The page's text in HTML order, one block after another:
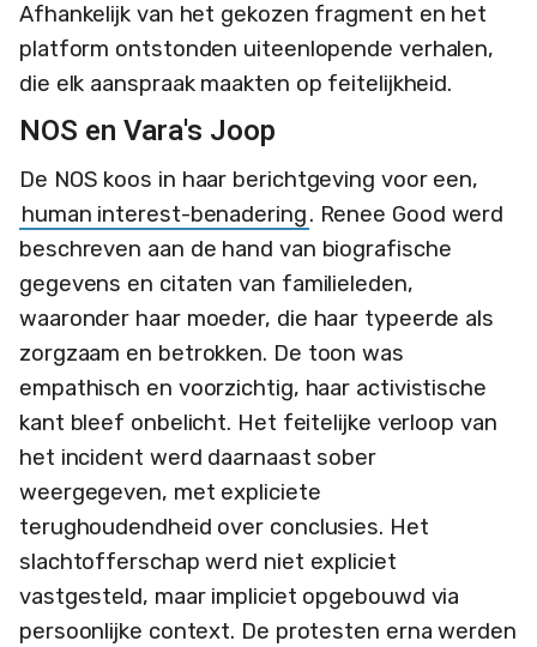
Afhankelijk van het gekozen fragment en het
platform ontstonden uiteenlopende verhalen,
die elk aanspraak maakten op feitelijkheid.
NOS en Vara's Joop
De NOS koos in haar berichtgeving voor een,
human interest-benadering. Renee Good werd
beschreven aan de hand van biografische
gegevens en citaten van familieleden,
waaronder haar moeder, die haar typeerde als
zorgzaam en betrokken. De toon was
empathisch en voorzichtig, haar activistische
kant bleef onbelicht. Het feitelijke verloop van
het incident werd daarnaast sober
weergegeven, met expliciete
terughoudendheid over conclusies. Het
slachtofferschap werd niet expliciet
vastgesteld, maar impliciet opgebouwd via
persoonlijke context. De protesten erna werden